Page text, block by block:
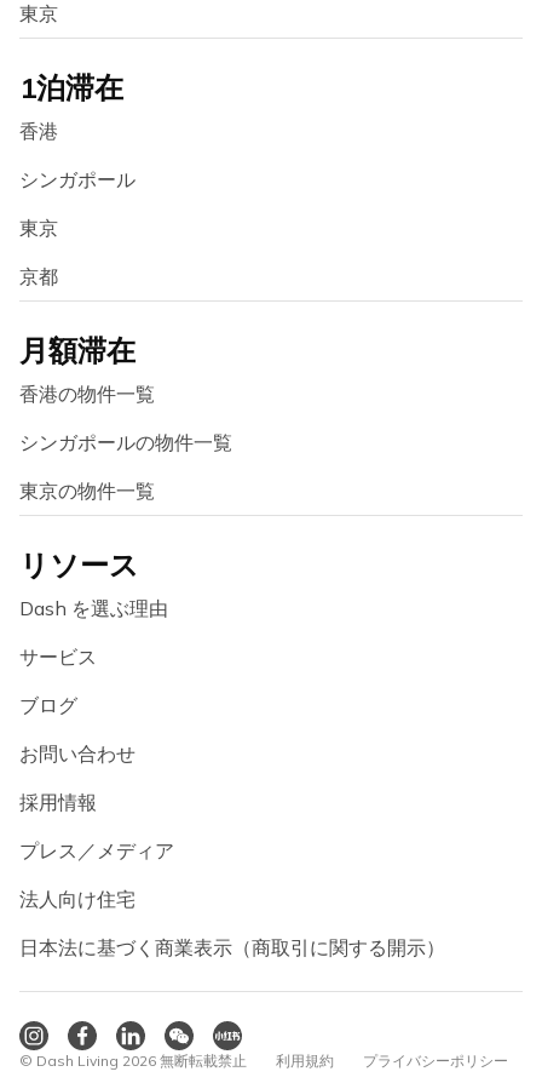
東京
1泊滞在
香港
シンガポール
東京
京都
月額滞在
香港の物件一覧
シンガポールの物件一覧
東京の物件一覧
リソース
Dash を選ぶ理由
サービス
ブログ
お問い合わせ
採用情報
プレス／メディア
法人向け住宅
日本法に基づく商業表示（商取引に関する開示）
© Dash Living 2026 無断転載禁止 利用規約 プライバシーポリシー